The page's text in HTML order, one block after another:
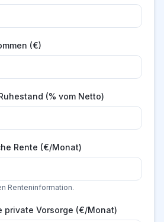
(€)
(% vom Netto)
Rente (€/Monat)
Renteninformation.
private Vorsorge (€/Monat)